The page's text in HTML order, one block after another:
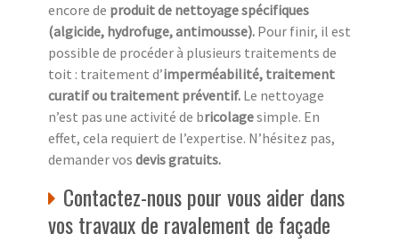
encore de produit de nettoyage spécifiques
(algicide, hydrofuge, antimousse). Pour finir, il est
possible de procéder à plusieurs traitements de
toit : traitement d’imperméabilité, traitement
curatif ou traitement préventif. Le nettoyage
n’est pas une activité de bricolagesimple. En
effet, cela requiert de l’expertise. N’hésitez pas,
demander vos devis gratuits.
Contactez-nous pour vous aider dans
vos travaux de ravalement de façade